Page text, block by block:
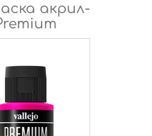
акрил-